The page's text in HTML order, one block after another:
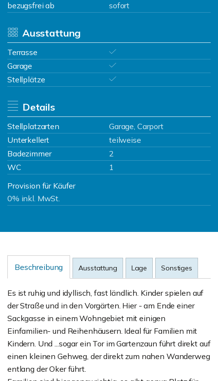
bezugsfrei ab
sofort
Ausstattung
Terrasse
Garage
Stellplätze
Details
Stellplatzarten
Garage, Carport
Unterkellert
teilweise
Badezimmer
2
WC
1
Provision für Käufer
0% inkl. MwSt.
Beschreibung Ausstattung Lage Sonstiges
Es ist ruhig und idyllisch, fast ländlich. Kinder spielen auf
der Straße und in den Vorgärten. Hier - am Ende einer
Sackgasse in einem Wohngebiet mit einigen
Einfamilien- und Reihenhäusern. Ideal für Familien mit
Kindern. Und ...sogar ein Tor im Gartenzaun führt direkt auf
einen kleinen Gehweg, der direkt zum nahen Wanderweg
entlang der Oker führt.